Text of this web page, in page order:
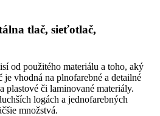
tlač, sieťotlač,
od použitého materiálu a toho, aký
vhodná na plnofarebné a detailné
plastové či laminované materiály.
logách a jednofarebných
množstvá.